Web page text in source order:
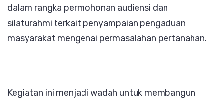
dalam rangka permohonan audiensi dan
silaturahmi terkait penyampaian pengaduan
masyarakat mengenai permasalahan pertanahan.
Kegiatan ini menjadi wadah untuk membangun